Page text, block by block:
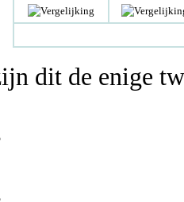
dit de enige